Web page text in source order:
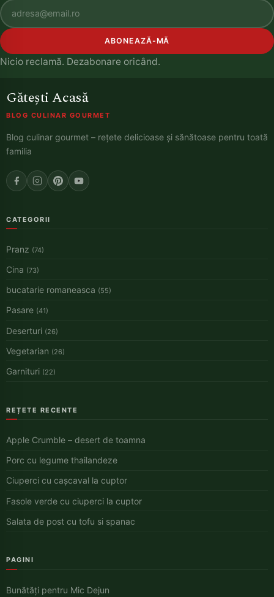
ABONEAZĂ-MĂ
Nicio reclamă. Dezabonare oricând.
Gătești Acasă
BLOG CULINAR GOURMET
Blog culinar gourmet – rețete delicioase și sănătoase pentru toată
familia
CATEGORII
Pranz (74)
Cina (73)
bucatarie romaneasca (55)
Pasare (41)
Deserturi (26)
Vegetarian (26)
Garnituri (22)
REȚETE RECENTE
Apple Crumble – desert de toamna
Porc cu legume thailandeze
Ciuperci cu cașcaval la cuptor
Fasole verde cu ciuperci la cuptor
Salata de post cu tofu si spanac
PAGINI
Bunătăți pentru Mic Dejun